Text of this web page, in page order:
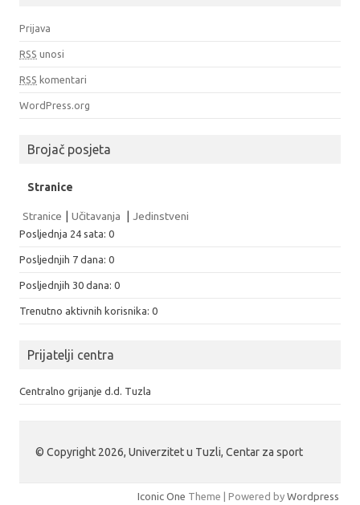
Prijava
RSS unosi
RSS komentari
WordPress.org
Brojač posjeta
Stranice
Stranice Učitavanja Jedinstveni
Posljednja 24 sata: 0
Posljednjih 7 dana: 0
Posljednjih 30 dana: 0
Trenutno aktivnih korisnika: 0
Prijatelji centra
Centralno grijanje d.d. Tuzla
© Copyright 2026, Univerzitet u Tuzli, Centar za sport
Iconic One Theme | Powered by Wordpress